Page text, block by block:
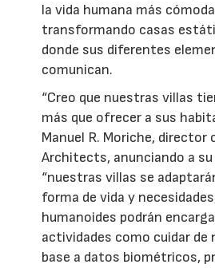
la vida humana más
transformando casas
donde sus diferentes
comunican.
“Creo que nuestras villas
más que ofrecer a sus
Manuel R. Moriche, director
Architects, anunciando a su
“nuestras villas se
forma de vida y
humanoides podrán
actividades como cuidar de
base a datos biométricos,